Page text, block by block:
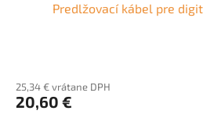
Predlžovací kábel pre
25,34 € vrátane DPH
20,60 €